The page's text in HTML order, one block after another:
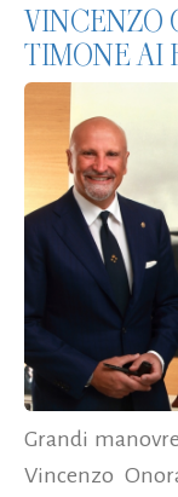
VINCENZO
TIMONE AI
Grandi
Vincenzo